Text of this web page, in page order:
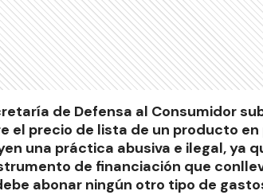
de Defensa al Consumidor
el precio de lista de un producto
una práctica abusiva e ilegal, ya
de financiación que
abonar ningún otro tipo de